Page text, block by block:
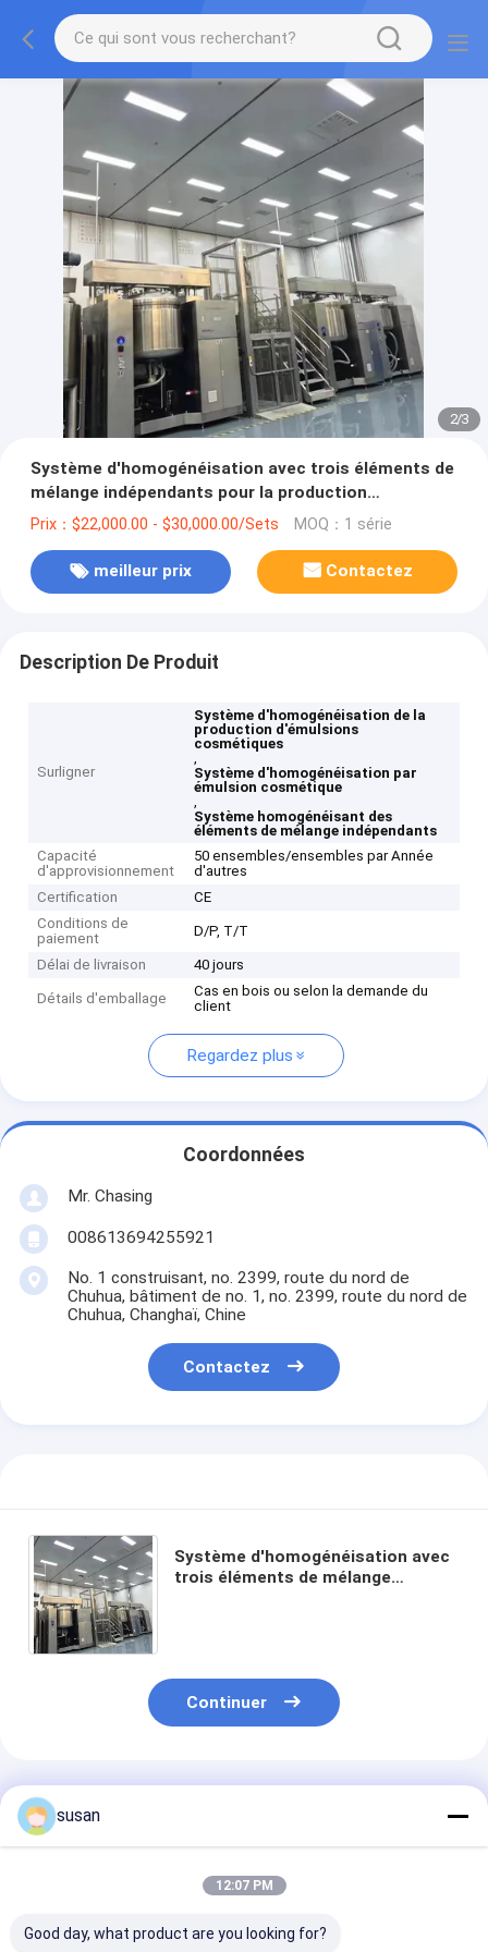
2/3
Système d'homogénéisation avec trois éléments de
mélange indépendants pour la production
d'émulsions cosmétiques
Prix：$22,000.00 - $30,000.00/Sets MOQ：1 série
meilleur prix Contactez
Description De Produit
Surligner
Système d'homogénéisation de la
production d'émulsions
cosmétiques
,
Système d'homogénéisation par
émulsion cosmétique
,
Système homogénéisant des
éléments de mélange indépendants
Capacité
d'approvisionnement
50 ensembles/ensembles par Année
d'autres
Certification
CE
Conditions de
paiement
D/P, T/T
Délai de livraison 40 jours
Détails d'emballage
Cas en bois ou selon la demande du
client
Regardez plus
Coordonnées
Mr. Chasing
008613694255921
No. 1 construisant, no. 2399, route du nord de
Chuhua, bâtiment de no. 1, no. 2399, route du nord de
Chuhua, Changhaï, Chine
Contactez
Système d'homogénéisation avec
trois éléments de mélange
Continuer
Produits Recommandés
susan
12:07 PM
Good day, what product are you looking for?